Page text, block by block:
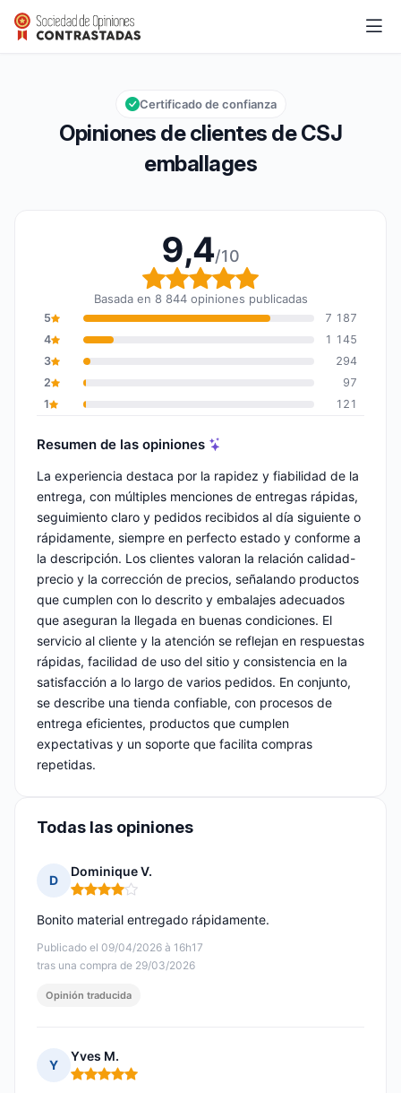
CSJ emballages
Calificación global: 9,4 de 10
9,4/10
Opiniones de clientes de CSJ
emballages
Certificado de confianza
9,4/10
Calificación global: 9,4
Basada en 8 844 opiniones publicadas
5
7 187
4
1 145
3
294
2
97
1
121
Resumen de las opiniones
La experiencia destaca por la rapidez y fiabilidad de la
entrega, con múltiples menciones de entregas rápidas,
seguimiento claro y pedidos recibidos al día siguiente o
rápidamente, siempre en perfecto estado y conforme a
la descripción. Los clientes valoran la relación calidad-
precio y la corrección de precios, señalando productos
que cumplen con lo descrito y embalajes adecuados
que aseguran la llegada en buenas condiciones. El
servicio al cliente y la atención se reflejan en respuestas
rápidas, facilidad de uso del sitio y consistencia en la
satisfacción a lo largo de varios pedidos. En conjunto,
se describe una tienda confiable, con procesos de
entrega eficientes, productos que cumplen
expectativas y un soporte que facilita compras
repetidas.
Todas las opiniones
D
Dominique V.
Nota: 4 de 5
Publicado el 09/04/2026 à 16h17
tras una compra de 29/03/2026
Bonito material entregado rápidamente.
Opinión traducida
Y
Yves M.
Nota: 5 de 5